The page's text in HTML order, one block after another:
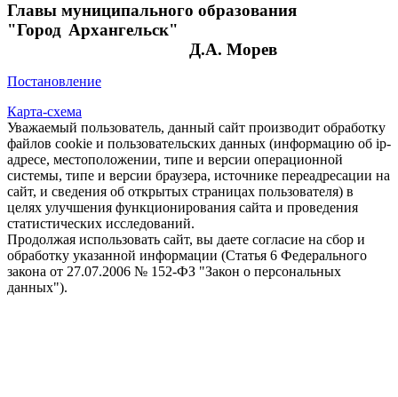
Главы муниципального образования
"Город Архангельск"
Д.А. Морев
Постановление
Карта-схема
Уважаемый пользователь, данный сайт производит обработку
файлов cookie и пользовательских данных (информацию об ip-
адресе, местоположении, типе и версии операционной
системы, типе и версии браузера, источнике переадресации на
сайт, и сведения об открытых страницах пользователя) в
целях улучшения функционирования сайта и проведения
статистических исследований.
Продолжая использовать сайт, вы даете согласие на сбор и
обработку указанной информации (Статья 6 Федерального
закона от 27.07.2006 № 152-ФЗ "Закон о персональных
данных").